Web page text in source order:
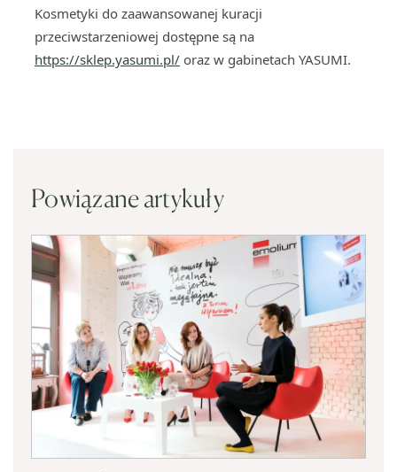
Kosmetyki do zaawansowanej kuracji
przeciwstarzeniowej dostępne są na
https://sklep.yasumi.pl/ oraz w gabinetach YASUMI.
Powiązane artykuły